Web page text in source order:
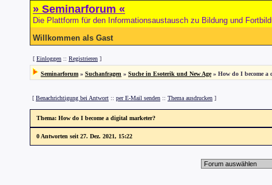
» Seminarforum «
Die Plattform für den Informationsaustausch zu Bildung und
Willkommen als Gast
[ Einloggen :: Registrieren ]
Seminarforum » Suchanfragen » Suche in Esoterik und New Age» How do I become a
[ Benachrichtigung bei Antwort :: per E-Mail senden :: Thema ausdrucken ]
Thema: How do I become a digital marketer?
0 Antworten seit 27. Dez. 2021, 15:22